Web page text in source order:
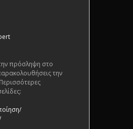
πρόσληψη στο
την